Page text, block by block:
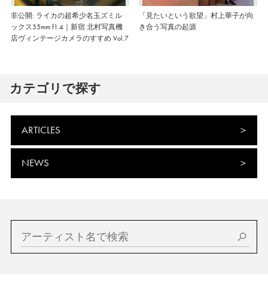
非公開: ライカの超希少名玉ズミル
ックス35mm f1.4｜新宿 北村写真機
店ヴィンテージカメラのすすめ Vol.7
「見たいという欲望」村上華子が向
き合う写真の起源
カテゴリで探す
ARTICLES
NEWS